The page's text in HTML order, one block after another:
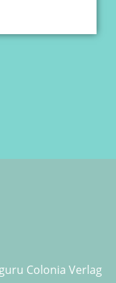
Colonia Verlag